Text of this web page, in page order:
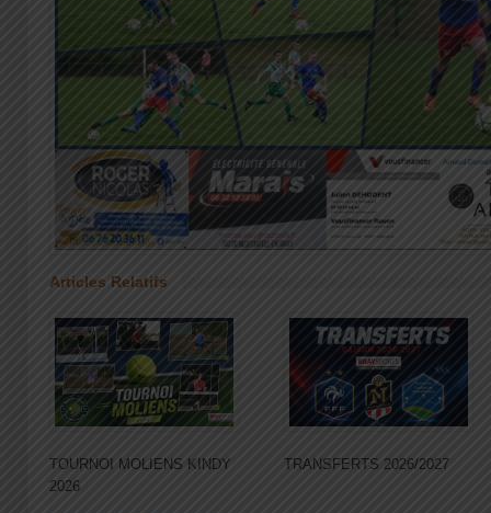
Articles Relatifs
TOURNOI MOLIENS KINDY
2026
TRANSFERTS 2026/2027